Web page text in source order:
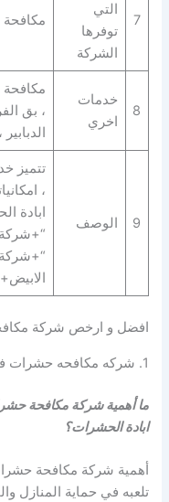
7
التي
توفرها
الشركة
مكافحة
8
خدمات
اخري
مكافحة
، بق
9 الوصف
تتميز
،
ابادة
افضل و ارخص شركة
1. شركه مكافحه حشرات في الفيوم موثوقه مع الضمان
ما أهمية شركة مكافحة
ابادة الحشرات؟
أهمية شركة مكافحة
تلعبه في حماية المنازل